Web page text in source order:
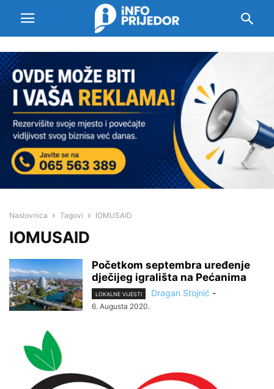
Naslovnica Tagovi IOMUSAID
IOMUSAID
Početkom septembra uređenje
dječijeg igrališta na Pećanima
LOKALNE VIJESTI Dragan Stojnić -
6. Augusta 2020.